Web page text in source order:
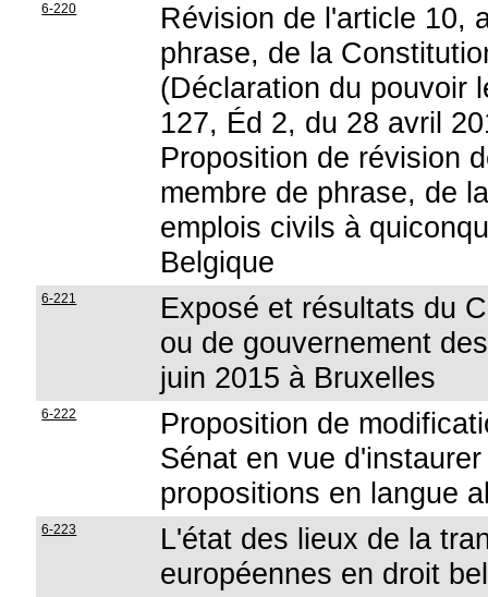
6-220
Révision de l'article 10,
phrase, de la
(Déclaration du pouvoir
127, Éd 2, du 28 avril
Proposition de révision
membre de phrase, de
emplois civils à
Belgique
6-221
Exposé et résultats du
ou de gouvernement
juin 2015 à Bruxelles
6-222
Proposition de
Sénat en vue
propositions en langue
6-223
L'état des lieux de la
européennes en droit